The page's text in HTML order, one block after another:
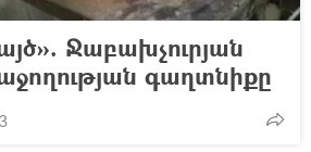
Ջաբախչուրյան
գաղտնիքը